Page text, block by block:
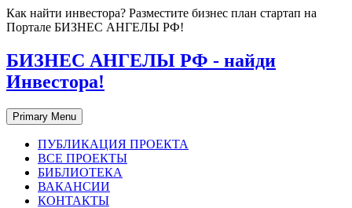
Skip
to
Как найти инвестора? Разместите бизнес план стартап на
Портале БИЗНЕС АНГЕЛЫ РФ!
БИЗНЕС АНГЕЛЫ РФ - найди
Инвестора!
Primary Menu
ПУБЛИКАЦИЯ ПРОЕКТА
ВСЕ ПРОЕКТЫ
БИБЛИОТЕКА
ВАКАНСИИ
КОНТАКТЫ